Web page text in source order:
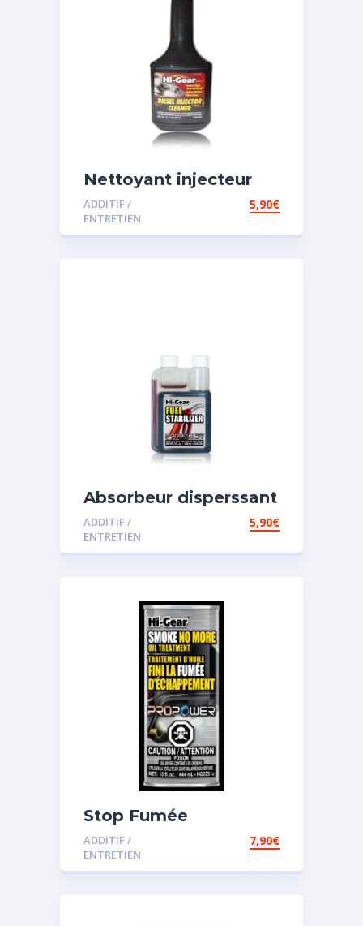
Nettoyant injecteur
diesel
ADDITIF /
ENTRETIEN
5,90€
Absorbeur disperssant
d’eau pour carburant
ADDITIF /
ENTRETIEN
5,90€
Stop Fumée
ADDITIF /
ENTRETIEN
7,90€